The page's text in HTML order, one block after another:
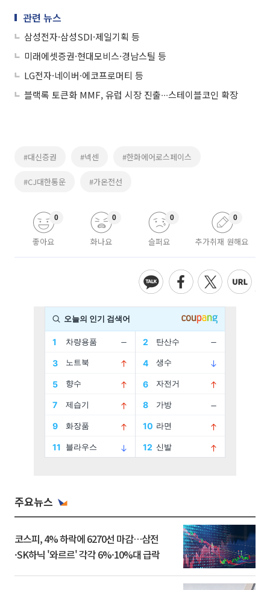
관련 뉴스
삼성전자·삼성SDI·제일기획 등
미래에셋증권·현대모비스·경남스틸 등
LG전자·네이버·에코프로머티 등
블랙록 토큰화 MMF, 유럽 시장 진출∙∙∙스테이블코인 확장
#대신증권 #넥센 #한화에어로스페이스
#CJ대한통운 #가온전선
좋아요
0
화나요
0
슬퍼요
0
추가취재 원해요
0
주요뉴스
코스피, 4% 하락에 6270선 마감…삼전
·SK하닉 '와르르' 각각 6%·10%대 급락